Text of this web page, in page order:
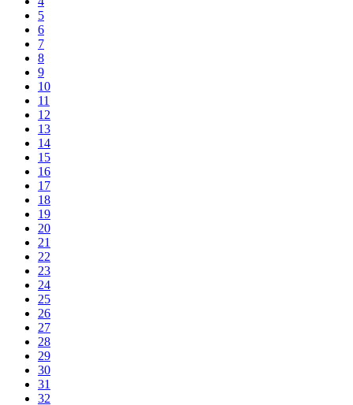
5
6
7
8
9
10
11
12
13
14
15
16
17
18
19
20
21
22
23
24
25
26
27
28
29
30
31
32